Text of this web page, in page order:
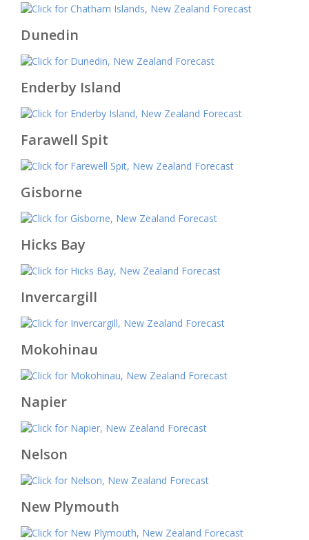
Dunedin
Enderby Island
Farawell Spit
Gisborne
Hicks Bay
Invercargill
Mokohinau
Napier
Nelson
New Plymouth